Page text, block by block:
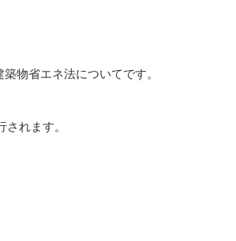
物省エネ法についてです。
れます。